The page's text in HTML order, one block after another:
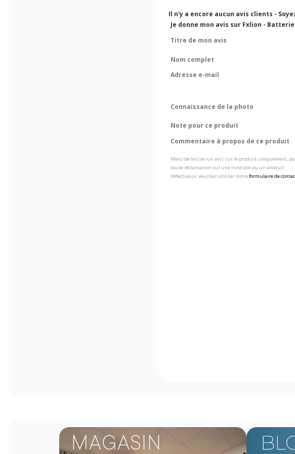
Il n'y a encore aucun avis clients -
Je donne mon avis sur Fxlion -
Titre de mon avis
Nom complet
Adresse e-mail
Connaissance de la photo
Note pour ce produit
Commentaire à propos de ce produit
Merci de laisser un avis sur le produit uniquement,
toute réclamation sur une livraison ou un produit
défectueux, veuillez utiliser notreformulaire de